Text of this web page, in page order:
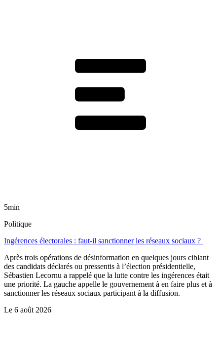
5min
Politique
Ingérences électorales : faut-il sanctionner les réseaux sociaux ?
Après trois opérations de désinformation en quelques jours ciblant
des candidats déclarés ou pressentis à l’élection présidentielle,
Sébastien Lecornu a rappelé que la lutte contre les ingérences était
une priorité. La gauche appelle le gouvernement à en faire plus et à
sanctionner les réseaux sociaux participant à la diffusion.
Le 6 août 2026